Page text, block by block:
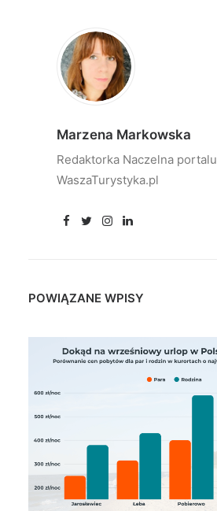
Marzena Markowska
Redaktorka Naczelna portalu
WaszaTurystyka.pl
POWIĄZANE WPISY